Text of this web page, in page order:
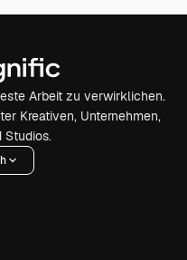
Arbeit zu verwirklichen.
Kreativen, Unternehmen,
Studios.